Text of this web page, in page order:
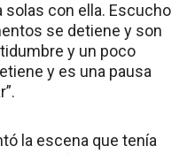
solas con ella. Escucho
se detiene y son
y un poco
y es una pausa
la escena que tenía